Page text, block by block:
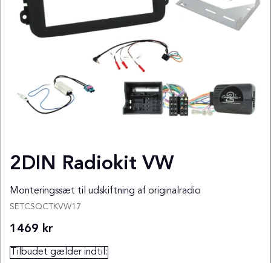
2DIN Radiokit VW
Monteringssæt til udskiftning af originalradio
SETCSQCTKVW17
1469 kr
Tilbudet gælder indtil: